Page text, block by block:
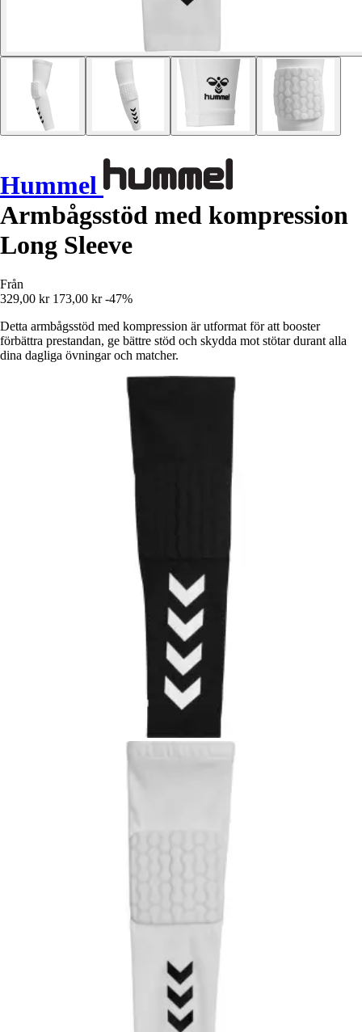
Hummel
Armbågsstöd med kompression
Long Sleeve
Från
329,00 kr 173,00 kr -47%
Detta armbågsstöd med kompression är utformat för att booster
förbättra prestandan, ge bättre stöd och skydda mot stötar durant alla
dina dagliga övningar och matcher.